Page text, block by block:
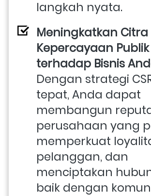
langkah nyata.
Meningkatkan
Kepercayaan Publik
Dengan strategi
tepat, Anda dapat
membangun
perusahaan yang
memperkuat
pelanggan, dan
menciptakan
baik dengan